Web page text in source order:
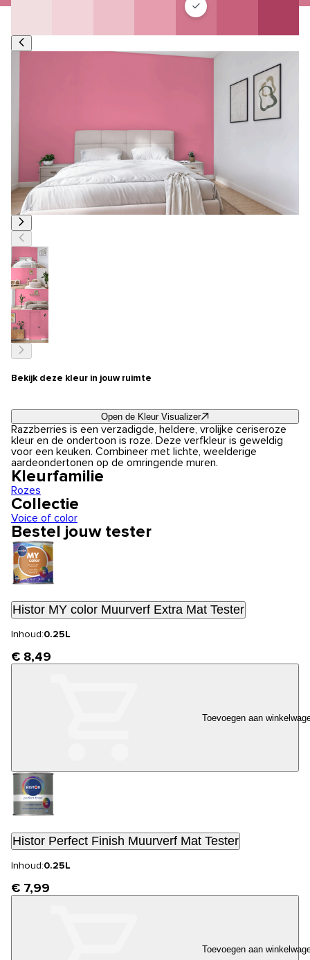
Bekijk deze kleur in jouw ruimte
Open de Kleur Visualizer
Razzberries is een verzadigde, heldere, vrolijke ceriseroze
kleur en de ondertoon is roze. Deze verfkleur is geweldig
voor een keuken. Combineer met lichte, weelderige
aardeondertonen op de omringende muren.
Kleurfamilie
Rozes
Collectie
Voice of color
Bestel jouw tester
Histor MY color Muurverf Extra Mat Tester
Inhoud:0.25L
€ 8,49
Toevoegen aan
Histor Perfect Finish Muurverf Mat Tester
Inhoud:0.25L
€ 7,99
Toevoegen aan